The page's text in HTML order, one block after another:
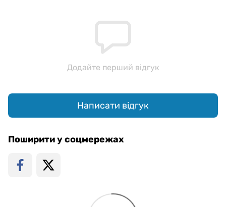
Додайте перший відгук
Написати відгук
Поширити у соцмережах